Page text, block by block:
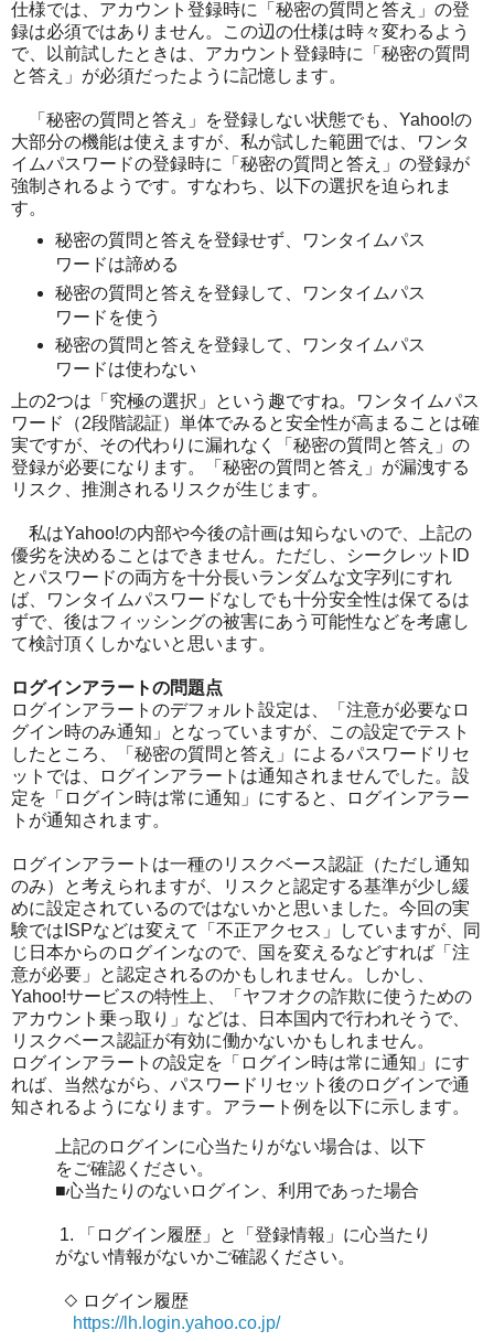
仕様では、アカウント登録時に「秘密の質問と答え」の登
録は必須ではありません。この辺の仕様は時々変わるよう
で、以前試したときは、アカウント登録時に「秘密の質問
と答え」が必須だったように記憶します。
「秘密の質問と答え」を登録しない状態でも、Yahoo!の
大部分の機能は使えますが、私が試した範囲では、ワンタ
イムパスワードの登録時に「秘密の質問と答え」の登録が
強制されるようです。すなわち、以下の選択を迫られま
す。
秘密の質問と答えを登録せず、ワンタイムパス
ワードは諦める
秘密の質問と答えを登録して、ワンタイムパス
ワードを使う
秘密の質問と答えを登録して、ワンタイムパス
ワードは使わない
上の2つは「究極の選択」という趣ですね。ワンタイムパス
ワード（2段階認証）単体でみると安全性が高まることは確
実ですが、その代わりに漏れなく「秘密の質問と答え」の
登録が必要になります。「秘密の質問と答え」が漏洩する
リスク、推測されるリスクが生じます。
私はYahoo!の内部や今後の計画は知らないので、上記の
優劣を決めることはできません。ただし、シークレットID
とパスワードの両方を十分長いランダムな文字列にすれ
ば、ワンタイムパスワードなしでも十分安全性は保てるは
ずで、後はフィッシングの被害にあう可能性などを考慮し
て検討頂くしかないと思います。
ログインアラートの問題点
ログインアラートのデフォルト設定は、「注意が必要なロ
グイン時のみ通知」となっていますが、この設定でテスト
したところ、「秘密の質問と答え」によるパスワードリセ
ットでは、ログインアラートは通知されませんでした。設
定を「ログイン時は常に通知」にすると、ログインアラー
トが通知されます。
ログインアラートは一種のリスクベース認証（ただし通知
のみ）と考えられますが、リスクと認定する基準が少し緩
めに設定されているのではないかと思いました。今回の実
験ではISPなどは変えて「不正アクセス」していますが、同
じ日本からのログインなので、国を変えるなどすれば「注
意が必要」と認定されるのかもしれません。しかし、
Yahoo!サービスの特性上、「ヤフオクの詐欺に使うための
アカウント乗っ取り」などは、日本国内で行われそうで、
リスクベース認証が有効に働かないかもしれません。
ログインアラートの設定を「ログイン時は常に通知」にす
れば、当然ながら、パスワードリセット後のログインで通
知されるようになります。アラート例を以下に示します。
上記のログインに心当たりがない場合は、以下
をご確認ください。
■心当たりのないログイン、利用であった場合
1. 「ログイン履歴」と「登録情報」に心当たり
がない情報がないかご確認ください。
◇ ログイン履歴
https://lh.login.yahoo.co.jp/